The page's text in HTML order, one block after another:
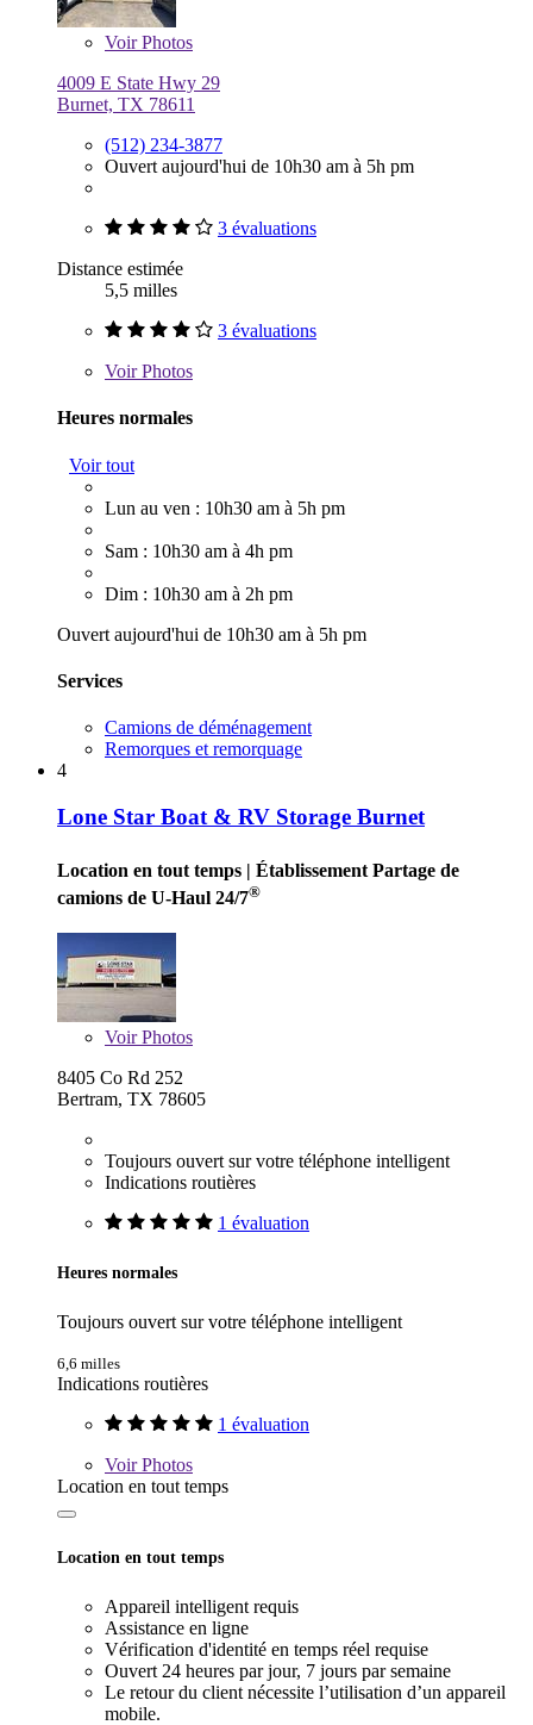
VoirPhotos
4009 E State Hwy 29
Burnet, TX 78611
(512) 234-3877
Ouvert aujourd'hui de 10h30 am à 5h pm
3 évaluations
Distance estimée
5,5 milles
3 évaluations
VoirPhotos
Heures normales
Voir tout
Lun au ven : 10h30 am à 5h pm
Sam : 10h30 am à 4h pm
Dim : 10h30 am à 2h pm
Ouvert aujourd'hui de 10h30 am à 5h pm
Services
Camions de déménagement
Remorques et remorquage
4
Lone Star Boat & RV Storage Burnet
Location en tout temps | Établissement Partage de
camions de U-Haul 24/7®
VoirPhotos
8405 Co Rd 252
Bertram, TX 78605
Toujours ouvert sur votre téléphone intelligent
Indications routières
1 évaluation
Heures normales
Toujours ouvert sur votre téléphone intelligent
6,6 milles
Indications routières
1 évaluation
VoirPhotos
Location en tout temps
Location en tout temps
Appareil intelligent requis
Assistance en ligne
Vérification d'identité en temps réel requise
Ouvert 24 heures par jour, 7 jours par semaine
Le retour du client nécessite l’utilisation d’un appareil
mobile.